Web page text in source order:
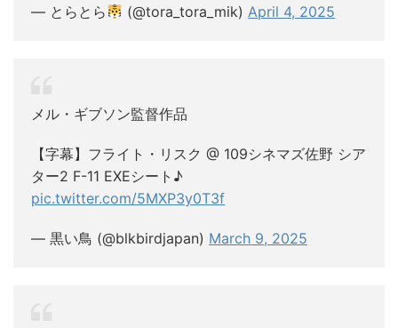
— とらとら (@tora_tora_mik)April 4, 2025
メル・ギブソン監督作品
【字幕】フライト・リスク @ 109シネマズ佐野 シア
ター2 F-11 EXEシート♪
pic.twitter.com/5MXP3y0T3f
— 黒い鳥 (@blkbirdjapan) March 9, 2025